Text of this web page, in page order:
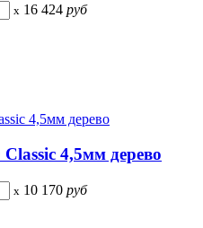
x 16 424 руб
4,5мм дерево
x 10 170 руб